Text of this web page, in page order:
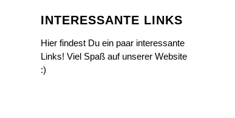
INTERESSANTE LINKS
Hier findest Du ein paar interessante
Links! Viel Spaß auf unserer Website
:)